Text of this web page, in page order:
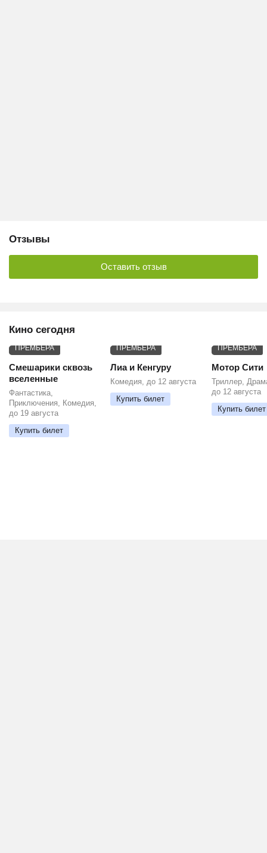
Отзывы
Оставить отзыв
Кино сегодня
ПРЕМЬЕРА
Смешарики сквозь
вселенные
Фантастика,
Приключения, Комедия,
до 19 августа
Купить билет
ПРЕМЬЕРА
Лиа и Кенгуру
Комедия, до 12 августа
Купить билет
ПРЕМЬЕРА
Мотор Сити
Триллер,
до 12 августа
Купить билет